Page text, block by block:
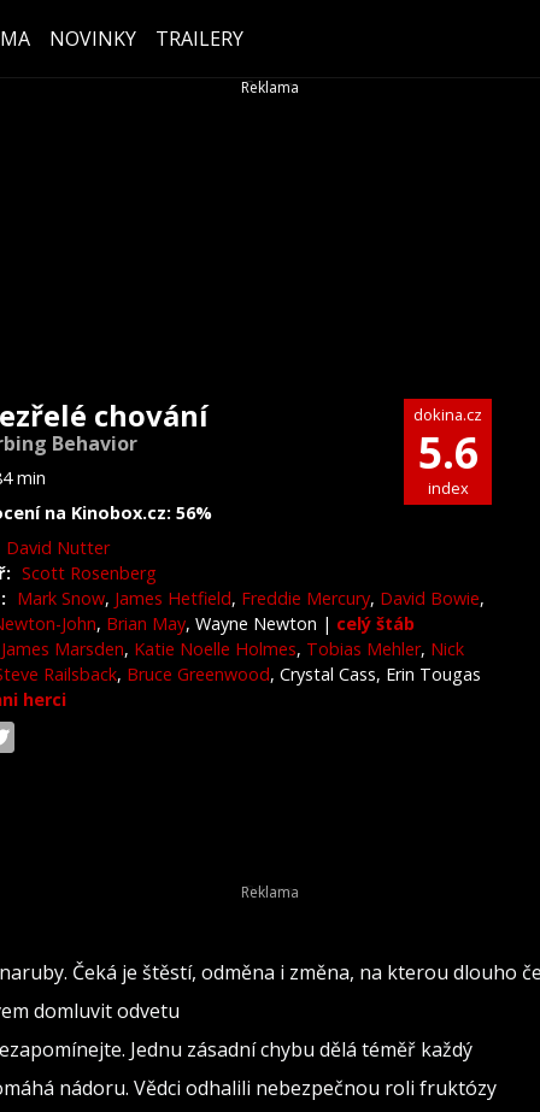
NOVINKY TRAILERY
chování
Behavior
min
na Kinobox.cz: 56%
dokina.cz
5.6
index
David Nutter
Scott Rosenberg
Mark Snow, James Hetfield, Freddie Mercury, David Bowie,
John, Brian May, Wayne Newton | celý štáb
James Marsden, Katie Noelle Holmes, Tobias Mehler, Nick
Railsback, Bruce Greenwood, Crystal Cass, Erin Tougas
herci
Čeká je štěstí, odměna i změna, na kterou dlouho
domluvit odvetu
Jednu zásadní chybu dělá téměř každý
nádoru. Vědci odhalili nebezpečnou roli fruktózy